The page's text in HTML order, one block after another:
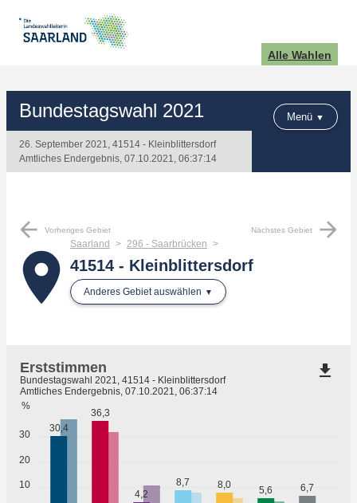
Alle Wahlen
Bundestagswahl 2021
26. September 2021, 41514 - Kleinblittersdorf
Amtliches Endergebnis, 07.10.2021, 06:37:14
Menü
arrow_back Vorheriges Gebiet Nächstes Gebiet arrow_forward
place
Saarland 296 - Saarbrücken
41514 - Kleinblittersdorf
Anderes Gebiet auswählen
10
20
30
%
30,4
36,3
4,2
8,7 8,0 5,6 6,7
Erststimmen
Bundestagswahl 2021, 41514 - Kleinblittersdorf
Amtliches Endergebnis, 07.10.2021, 06:37:14
file_download